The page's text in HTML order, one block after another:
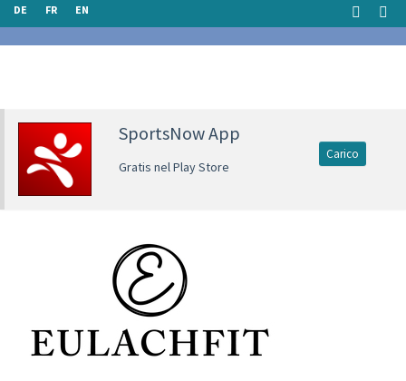
DE FR EN
SportsNow App
Gratis nel Play Store
Carico